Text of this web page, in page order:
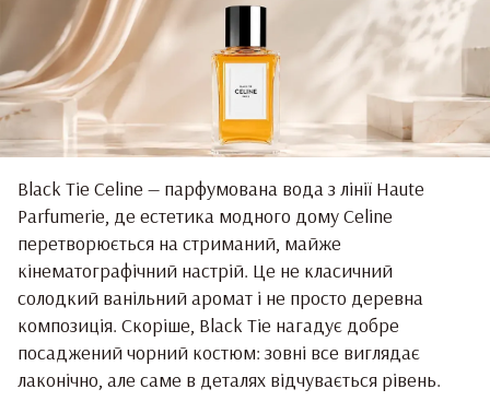
Black Tie Celine — парфумована вода з лінії Haute
Parfumerie, де естетика модного дому Celine
перетворюється на стриманий, майже
кінематографічний настрій. Це не класичний
солодкий ванільний аромат і не просто деревна
композиція. Скоріше, Black Tie нагадує добре
посаджений чорний костюм: зовні все виглядає
лаконічно, але саме в деталях відчувається рівень.